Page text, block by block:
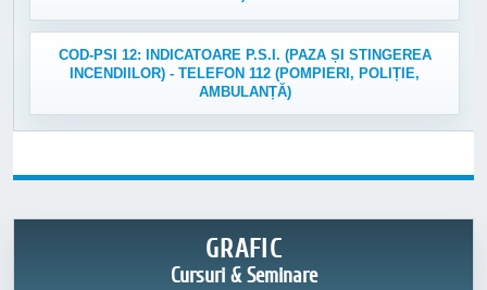
COD-PSI 12: INDICATOARE P.S.I. (PAZA ȘI STINGEREA
INCENDIILOR) - TELEFON 112 (POMPIERI, POLIȚIE,
AMBULANȚĂ)
GRAFIC
Cursuri & Seminare